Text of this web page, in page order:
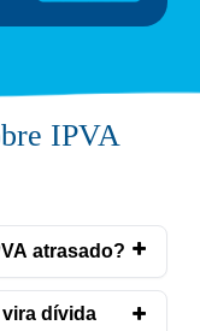
IPVA
atrasado?
dívida